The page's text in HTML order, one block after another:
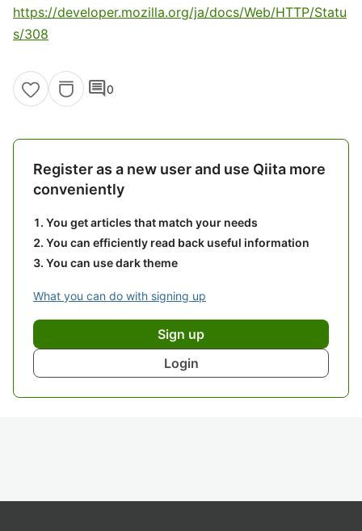
https://developer.mozilla.org/ja/docs/Web/HTTP/Statu
s/308
comment0
Register as a new user and use Qiita more
conveniently
You get articles that match your needs
You can efficiently read back useful information
You can use dark theme
What you can do with signing up
Sign up
Login